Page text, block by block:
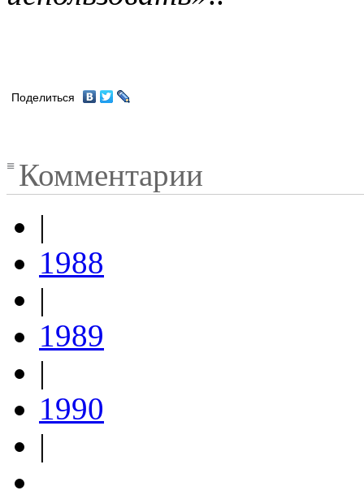
Поделиться
Комментарии
|
1988
|
1989
|
1990
|